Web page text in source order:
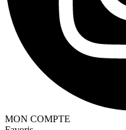
MON COMPTE